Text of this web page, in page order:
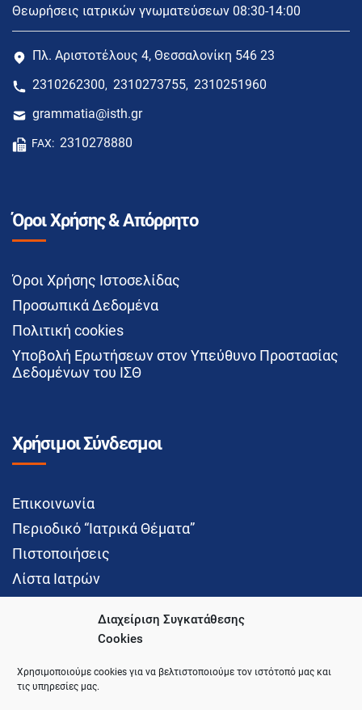
Διαχείριση Συγκατάθεσης
Cookies
Χρησιμοποιούμε cookies για να βελτιστοποιούμε τον ιστότοπό μας και
τις υπηρεσίες μας.
Θεωρήσεις ιατρικών γνωματεύσεων 08:30-14:00
Πλ. Αριστοτέλους 4, Θεσσαλονίκη 546 23
2310262300, 2310273755, 2310251960
grammatia@isth.gr
FAX: 2310278880
Όροι Χρήσης & Απόρρητο
Όροι Χρήσης Ιστοσελίδας
Προσωπικά Δεδομένα
Πολιτική cookies
Υποβολή Ερωτήσεων στον Υπεύθυνο Προστασίας
Δεδομένων του ΙΣΘ
Χρήσιμοι Σύνδεσμοι
Επικοινωνία
Περιοδικό “Ιατρικά Θέματα”
Πιστοποιήσεις
Λίστα Ιατρών
Social Media